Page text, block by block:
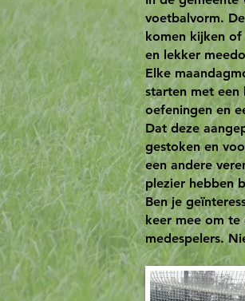
voetbalvorm.
komen kijken
en lekker
Elke
starten met een
oefeningen en
Dat deze
gestoken en
een andere
plezier hebben
Ben je
keer mee om
medespelers.